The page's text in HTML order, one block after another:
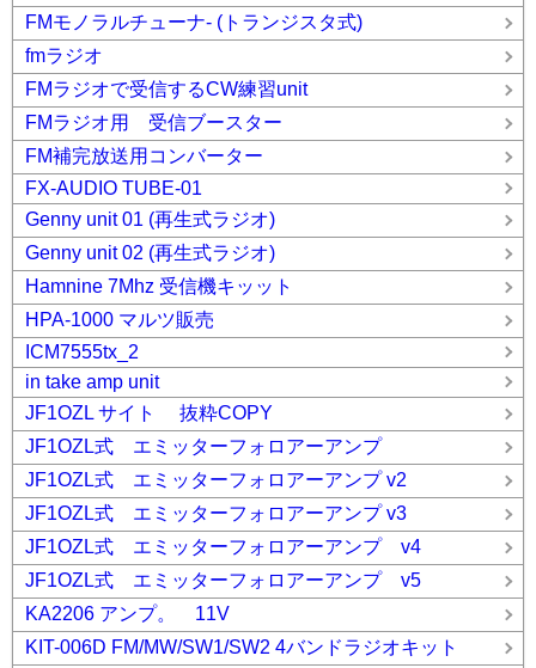
FMモノラルチューナ- (トランジスタ式)
fmラジオ
FMラジオで受信するCW練習unit
FMラジオ用 受信ブースター
FM補完放送用コンバーター
FX-AUDIO TUBE-01
Genny unit 01 (再生式ラジオ)
Genny unit 02 (再生式ラジオ)
Hamnine 7Mhz 受信機キッット
HPA-1000 マルツ販売
ICM7555tx_2
in take amp unit
JF1OZL サイト 抜粋COPY
JF1OZL式 エミッターフォロアーアンプ
JF1OZL式 エミッターフォロアーアンプ v2
JF1OZL式 エミッターフォロアーアンプ v3
JF1OZL式 エミッターフォロアーアンプ v4
JF1OZL式 エミッターフォロアーアンプ v5
KA2206 アンプ。 11V
KIT-006D FM/MW/SW1/SW2 4バンドラジオキット